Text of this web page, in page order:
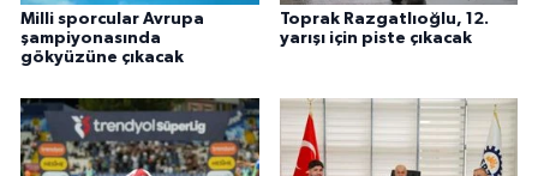
Milli sporcular Avrupa
şampiyonasında
gökyüzüne çıkacak
Toprak Razgatlıoğlu, 12.
yarışı için piste çıkacak